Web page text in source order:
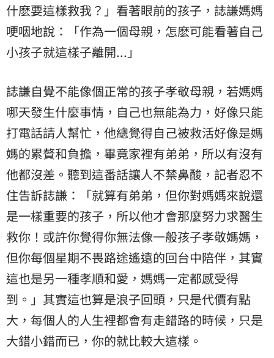
什麽要這樣救我？」看著眼前的孩子，誌謙媽媽
哽咽地說：「作為一個母親，怎麽可能看著自己
小孩子就這樣子離開...」
誌謙自覺不能像個正常的孩子孝敬母親，若媽媽
哪天發生什麼事情，自己也無能為力，好像只能
打電話請人幫忙，他總覺得自己被救活好像是媽
媽的累贅和負擔，畢竟家裡有弟弟，所以有沒有
他都沒差。聽到這番話讓人不禁鼻酸，記者忍不
住告訴誌謙：「就算有弟弟，但你對媽媽來說還
是一樣重要的孩子，所以他才會那麼努力求醫生
救你！或許你覺得你無法像一般孩子孝敬媽媽，
但你每個星期不畏路途遙遠的回台中陪伴，其實
這也是另一種孝順和愛，媽媽一定都感受得
到。」其實這也算是浪子回頭，只是代價有點
大，每個人的人生裡都會有走錯路的時候，只是
大錯小錯而已，你的就比較大這樣。